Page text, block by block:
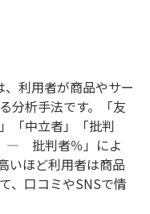
利用者が商品やサー
分析手法です。「友
「中立者」「批判
― 批判者％」によ
いほど利用者は商品
、口コミやSNSで情